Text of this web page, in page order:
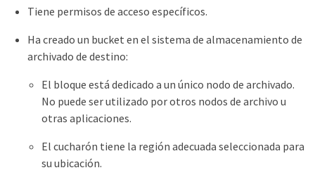
Tiene permisos de acceso específicos.
Ha creado un bucket en el sistema de almacenamiento de
archivado de destino:
El bloque está dedicado a un único nodo de archivado.
No puede ser utilizado por otros nodos de archivo u
otras aplicaciones.
El cucharón tiene la región adecuada seleccionada para
su ubicación.